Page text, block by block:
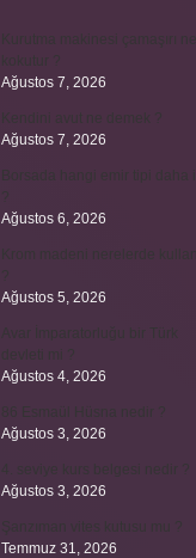
Ağustos 7, 2026
Ağustos 7, 2026
Ağustos 6, 2026
Ağustos 5, 2026
Ağustos 4, 2026
Ağustos 3, 2026
Ağustos 3, 2026
Temmuz 31, 2026